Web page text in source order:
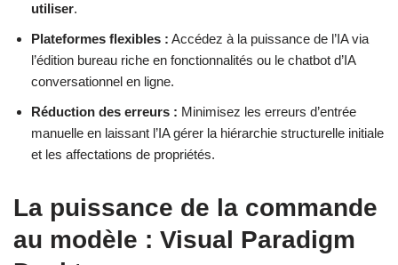
utiliser.
Plateformes flexibles : Accédez à la puissance de l’IA via
l’édition bureau riche en fonctionnalités ou le chatbot d’IA
conversationnel en ligne.
Réduction des erreurs : Minimisez les erreurs d’entrée
manuelle en laissant l’IA gérer la hiérarchie structurelle initiale
et les affectations de propriétés.
La puissance de la commande
au modèle : Visual Paradigm